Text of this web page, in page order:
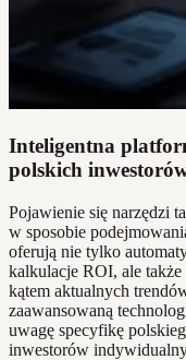
Inteligentna
polskich
Pojawienie się narzędzi
w sposobie
oferują nie tylko
kalkulacje ROI, ale
kątem aktualnych
zaawansowaną
uwagę specyfikę
inwestorów